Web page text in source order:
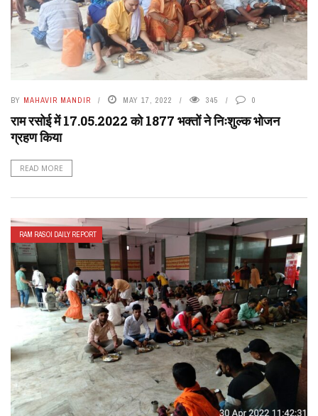
BY MAHAVIR MANDIR MAY 17, 2022 345 0
राम रसोई में 17.05.2022 को 1877 भक्तों ने निःशुल्क भोजन
ग्रहण किया
READ MORE
RAM RASOI DAILY REPORT